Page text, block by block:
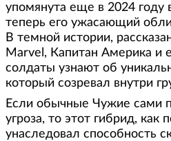
упомянута еще в 2024 году
теперь его ужасающий
В темной истории,
Marvel, Капитан Америка и
солдаты узнают об
который созревал внутри
Если обычные Чужие сами
угроза, то этот гибрид, как
унаследовал способность